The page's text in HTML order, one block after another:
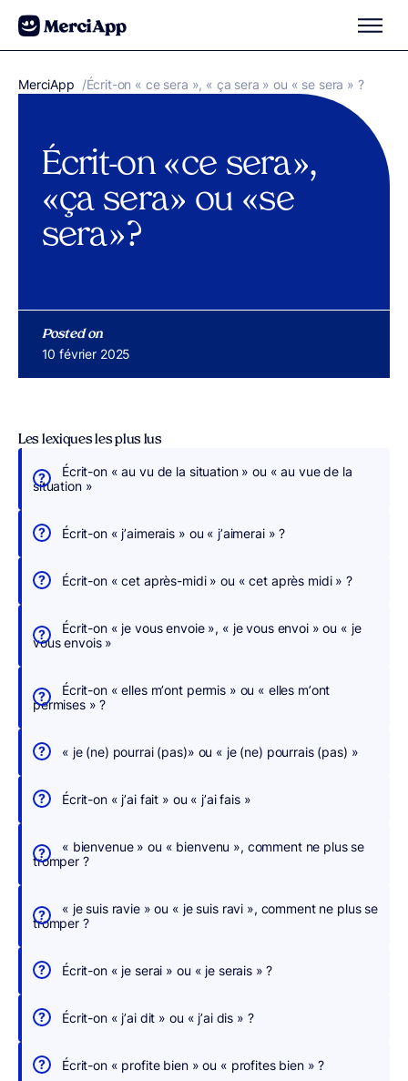
Aller au contenu
MerciApp correcteur orthographe
/Écrit-on « ce sera », « ça sera » ou « se sera » ?
Écrit-on « ce sera »,
« ça sera » ou « se
sera » ?
Posted on
Publié le
10 février 2025
É
r
i
v
e
s
s
h
r
h
e
,
n
u
c
r
Les lexiques les plus lus
Écrit-on « au vu de la situation » ou « au vue de la
situation »
Écrit-on « j’aimerais » ou « j’aimerai » ?
Écrit-on « cet après-midi » ou « cet après midi » ?
Écrit-on « je vous envoie », « je vous envoi » ou « je
vous envois »
Écrit-on « elles m’ont permis » ou « elles m’ont
permises » ?
« je (ne) pourrai (pas)» ou « je (ne) pourrais (pas) »
Écrit-on « j’ai fait » ou « j’ai fais »
« bienvenue » ou « bienvenu », comment ne plus se
tromper ?
« je suis ravie » ou « je suis ravi », comment ne plus se
tromper ?
Écrit-on « je serai » ou « je serais » ?
Écrit-on « j’ai dit » ou « j’ai dis » ?
Écrit-on « profite bien » ou « profites bien » ?